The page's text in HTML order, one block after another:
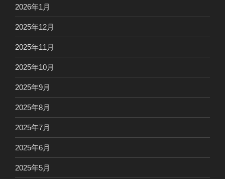
2026年1月
2025年12月
2025年11月
2025年10月
2025年9月
2025年8月
2025年7月
2025年6月
2025年5月